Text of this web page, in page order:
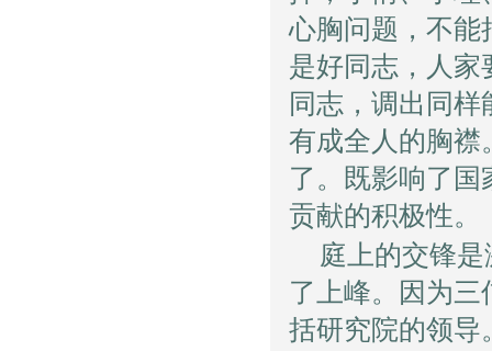
心胸问题，不能
是好同志，人家
同志，调出同
有成全人的胸襟
了。既影响了
贡献的积极性。
庭上的交锋
了上峰。因为
括研究院的领导